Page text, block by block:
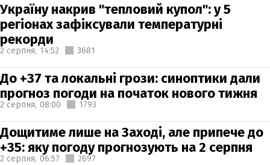
Україну накрив "тепловий купол": у 5
регіонах зафіксували температурні
рекорди
2 серпня, 14:52 3681
До +37 та локальні грози: синоптики дали
прогноз погоди на початок нового тижня
2 серпня, 08:00 1793
Дощитиме лише на Заході, але припече до
+35: яку погоду прогнозують на 2 серпня
2 серпня, 06:57 2697